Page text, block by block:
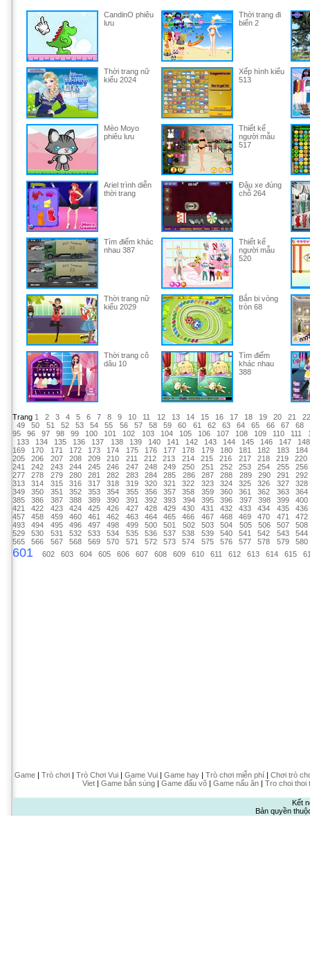
CandinO phiêu
lưu
Thời trang đi
biển 2
Thời trang nữ
kiểu 2024
Xếp hình kiểu
513
Mèo Moyo
phiêu lưu
Thiết kế
người mẫu
517
Ariel trình diễn
thời trang
Đậu xe đúng
chỗ 264
Tìm điểm khác
nhau 387
Thiết kế
người mẫu
520
Thời trang nữ
kiểu 2029
Bắn bi vòng
tròn 68
Thời trang cô
dâu 10
Tìm điểm
khác nhau
388
Trang 1 2 3 4 5 6 7 8 9 10 11 12 13 14 15 16 17 18 19 20 21
22
49
50 51 52 53 54 55 56 57 58 59 60 61 62 63 64 65 66 67
68
95
96 97 98 99 100 101 102 103 104 105 106 107 108 109 110 111
133
134 135 136 137 138 139 140 141 142 143 144 145 146 147
148
169
170 171 172 173 174 175 176 177 178 179 180 181 182 183
184
205
206 207 208 209 210 211 212 213 214 215 216 217 218 219
220
241
242 243 244 245 246 247 248 249 250 251 252 253 254 255
256
277
278 279 280 281 282 283 284 285 286 287 288 289 290 291
292
313
314 315 316 317 318 319 320 321 322 323 324 325 326 327
328
349
350 351 352 353 354 355 356 357 358 359 360 361 362 363
364
385
386 387 388 389 390 391 392 393 394 395 396 397 398 399
400
421
422 423 424 425 426 427 428 429 430 431 432 433 434 435
436
457
458 459 460 461 462 463 464 465 466 467 468 469 470 471
472
493
494 495 496 497 498 499 500 501 502 503 504 505 506 507
508
529
530 531 532 533 534 535 536 537 538 539 540 541 542 543
544
565
566 567 568 569 570 571 572 573 574 575 576 577 578 579 580
601 602 603 604 605 606 607 608 609 610 611 612 613 614 615
Game| Trò chơi| Trò Chơi Vui| Game Vui| Game hay| Trò chơi miễn phí| Chơi trò
Viet| Game bắn súng| Game đấu võ| Game nấu ăn| Tro choi thoi
Kết
Bản quyền